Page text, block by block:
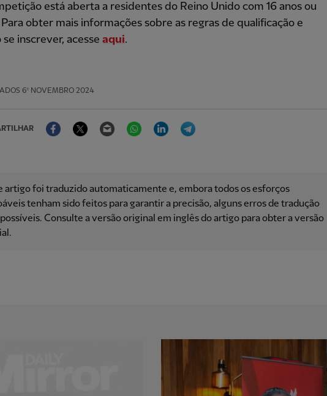
está aberta a residentes do Reino Unido com 16 anos ou
Para obter mais informações sobre as regras de qualificação e
se inscrever, acesse aqui.
6º NOVEMBRO 2024
FacebookTwitter Email WhatsAppLinkedIn
artigo foi traduzido automaticamente e, embora todos os esforços
​​tenham sido feitos para garantir a precisão, alguns erros de tradução
Consulte a versão original em inglês do artigo para obter a versão